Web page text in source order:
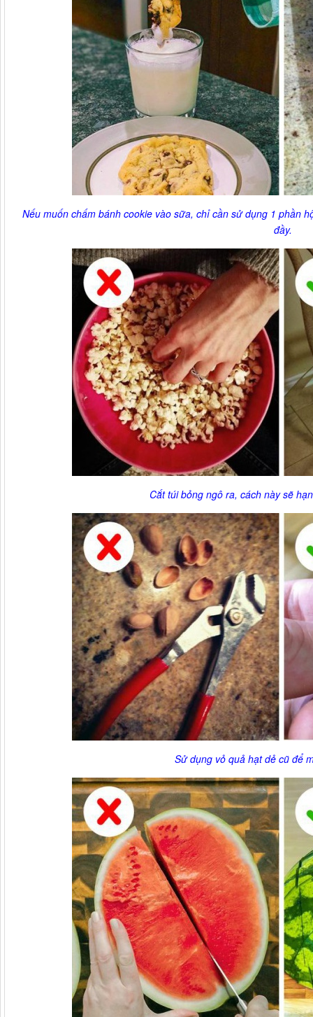
Nếu muốn chấm bánh cookie vào sữa, chỉ cần sử dụng 1 phần
đầy.
Cắt túi bỏng ngô ra, cách này sẽ
Sử dụng vỏ quả hạt dẻ cũ để